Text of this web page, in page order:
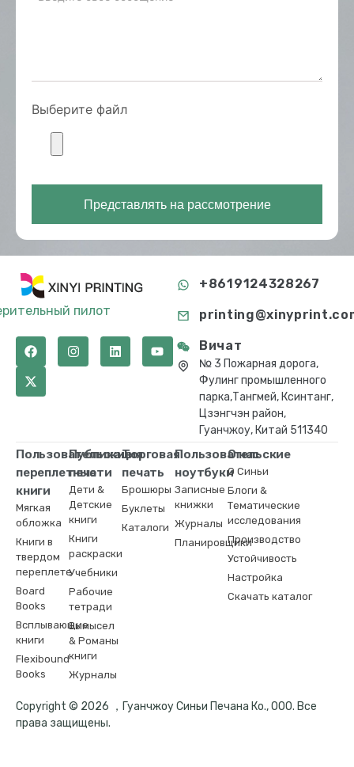
Выберите файл
Представлять на рассмотрение
пилот
+8619124328267
Вичат
№ 3 Пожарная дорога,
Фулинг промышленного
парка,Тангмей, Ксинтанг,
Цзэнгчэн район,
Гуанчжоу, Китай 511340
Пользовательские
переплетные
книги
Мягкая
обложка
Книги в
твердом
переплете
Board
Books
Всплывающие
книги
Flexibound
Books
Публикация
печати
Дети &
Детские
книги
Книги
раскраски
Учебники
Рабочие
тетради
Вымысел
& Романы
книги
Журналы
Торговая
печать
Брошюры
Буклеты
Каталоги
Пользовательские
ноутбуки
Записные
книжки
Журналы
Планировщики
О нас
О Синьи
Блоги &
Тематические
исследования
Производство
Устойчивость
Настройка
Скачать каталог
Copyright © 2026 ，Гуанчжоу Синьи Печана Ко., ООО. Все
права защищены.